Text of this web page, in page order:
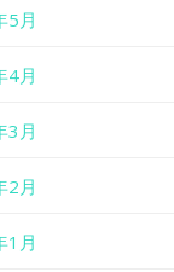
5月
4月
3月
2月
1月